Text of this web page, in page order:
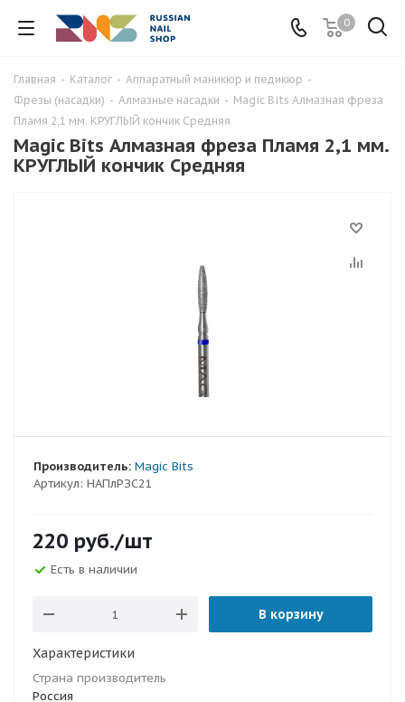
0
Главная - Каталог - Аппаратный маникюр и педикюр -
Фрезы (насадки) - Алмазные насадки - Magic Bits Алмазная фреза
Пламя 2,1 мм. КРУГЛЫЙ кончик Средняя
Magic Bits Алмазная фреза Пламя 2,1 мм.
КРУГЛЫЙ кончик Средняя
Артикул: НАПлРЗС21
Производитель: Magic Bits
220 руб./шт
Есть в наличии
В корзину
Характеристики
Страна производитель
Россия